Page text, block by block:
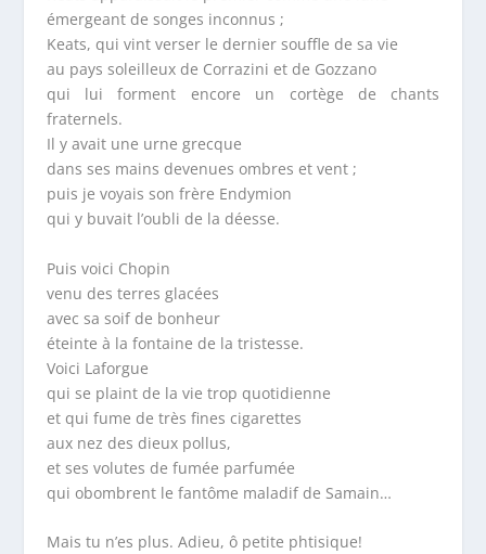
émergeant de songes inconnus ;
Keats, qui vint verser le dernier souffle de sa vie
au pays soleilleux de Corrazini et de Gozzano
qui lui forment encore un cortège de chants
fraternels.
Il y avait une urne grecque
dans ses mains devenues ombres et vent ;
puis je voyais son frère Endymion
qui y buvait l’oubli de la déesse.
Puis voici Chopin
venu des terres glacées
avec sa soif de bonheur
éteinte à la fontaine de la tristesse.
Voici Laforgue
qui se plaint de la vie trop quotidienne
et qui fume de très fines cigarettes
aux nez des dieux pollus,
et ses volutes de fumée parfumée
qui obombrent le fantôme maladif de Samain…
Mais tu n’es plus. Adieu, ô petite phtisique!